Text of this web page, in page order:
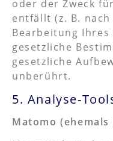
oder der Zweck
entfällt (z. B.
Bearbeitung Ihres
gesetzliche
gesetzliche
unberührt.
5. Analyse-
Matomo (ehemals